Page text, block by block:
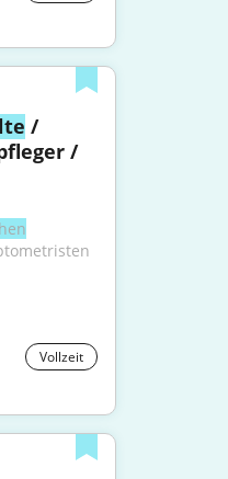
/
/
Vollzeit